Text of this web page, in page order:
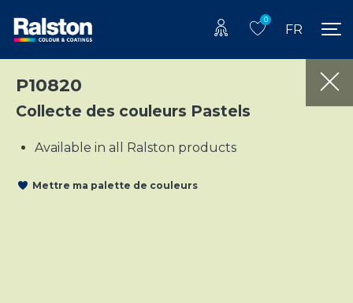
0
FR
P10820
Collecte des couleurs Pastels
Available in all Ralston products
Mettre ma palette de couleurs